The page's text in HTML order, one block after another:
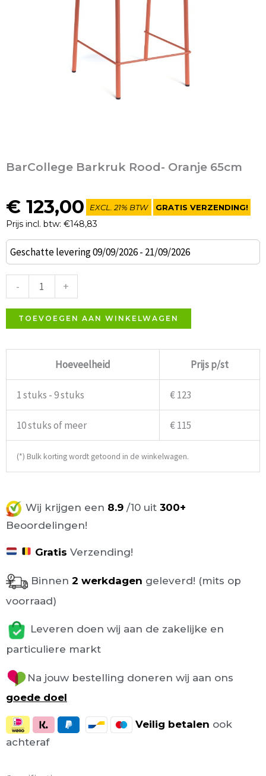
BarCollege Barkruk Rood- Oranje 65cm
€ 123,00
Prijs incl. btw: €148,83
EXCL. 21% BTW GRATIS VERZENDING!
Geschatte levering 09/09/2026 - 21/09/2026
-
BarCollege
Barkruk
Oranje
65cm
aantal
+
TOEVOEGEN AAN WINKELWAGEN
Hoeveelheid Prijs p/st
1 stuks - 9 stuks € 123
10 stuks of meer € 115
(*) Bulk korting wordt getoond in de winkelwagen.
Wij krijgen een 8.9 /10 uit 300+
Beoordelingen!
Gratis Verzending!
Binnen 2 werkdagen geleverd! (mits op
voorraad)
Leveren doen wij aan de zakelijke en
particuliere markt
Na jouw bestelling doneren wij aan ons
goede doel
Veilig betalen ook
achteraf